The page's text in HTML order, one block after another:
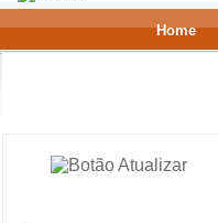
Home